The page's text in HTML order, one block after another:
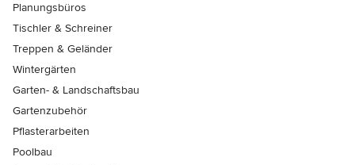
Planungsbüros
Tischler & Schreiner
Treppen & Geländer
Wintergärten
Garten- & Landschaftsbau
Gartenzubehör
Pflasterarbeiten
Poolbau